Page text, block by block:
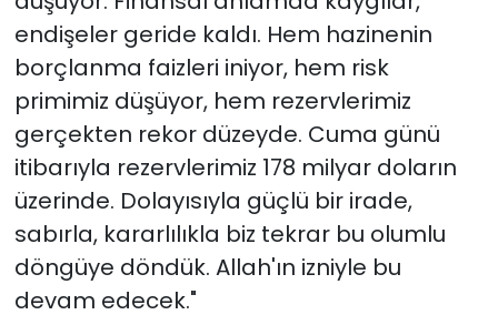
endişeler geride kaldı. Hem hazinenin
borçlanma faizleri iniyor, hem risk
primimiz düşüyor, hem rezervlerimiz
gerçekten rekor düzeyde. Cuma günü
itibarıyla rezervlerimiz 178 milyar doların
üzerinde. Dolayısıyla güçlü bir irade,
sabırla, kararlılıkla biz tekrar bu olumlu
döngüye döndük. Allah'ın izniyle bu
devam edecek."